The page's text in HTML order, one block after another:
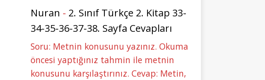
Nuran - 2. Sınıf Türkçe 2. Kitap 33-
34-35-36-37-38. Sayfa Cevapları
Soru: Metnin konusunu yazınız. Okuma
öncesi yaptığınız tahmin ile metnin
konusunu karşılaştırınız. Cevap: Metin,